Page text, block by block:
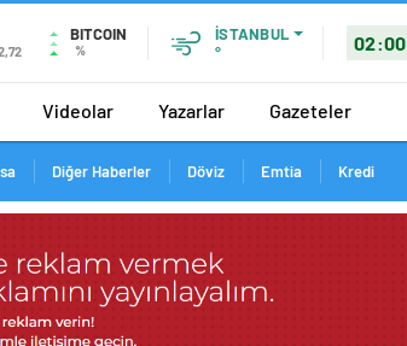
BITCOIN
%
İSTANBUL
°
02:00
Videolar Yazarlar Gazeteler
Diğer Haberler Döviz Emtia Kredi